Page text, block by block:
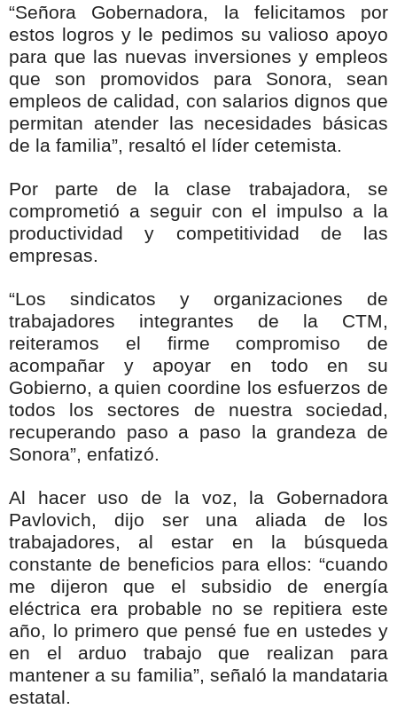
“Señora Gobernadora, la felicitamos por
estos logros y le pedimos su valioso apoyo
para que las nuevas inversiones y empleos
que son promovidos para Sonora, sean
empleos de calidad, con salarios dignos que
permitan atender las necesidades básicas
de la familia”, resaltó el líder cetemista.
Por parte de la clase trabajadora, se
comprometió a seguir con el impulso a la
productividad y competitividad de las
empresas.
“Los sindicatos y organizaciones de
trabajadores integrantes de la CTM,
reiteramos el firme compromiso de
acompañar y apoyar en todo en su
Gobierno, a quien coordine los esfuerzos de
todos los sectores de nuestra sociedad,
recuperando paso a paso la grandeza de
Sonora”, enfatizó.
Al hacer uso de la voz, la Gobernadora
Pavlovich, dijo ser una aliada de los
trabajadores, al estar en la búsqueda
constante de beneficios para ellos: “cuando
me dijeron que el subsidio de energía
eléctrica era probable no se repitiera este
año, lo primero que pensé fue en ustedes y
en el arduo trabajo que realizan para
mantener a su familia”, señaló la mandataria
estatal.